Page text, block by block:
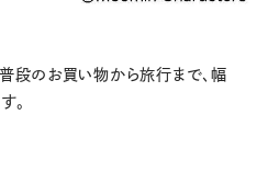
段のお買い物から旅行まで、幅
。